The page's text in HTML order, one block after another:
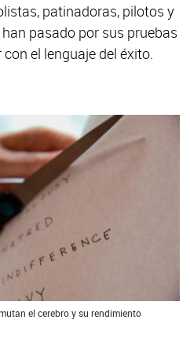
patinadoras, pilotos y
pasado por sus pruebas
el lenguaje del éxito.
el cerebro y su rendimiento